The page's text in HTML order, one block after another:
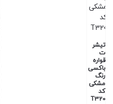
تیشر
ت
قواره
باکسی
رنگ
مشکی
کد
T320